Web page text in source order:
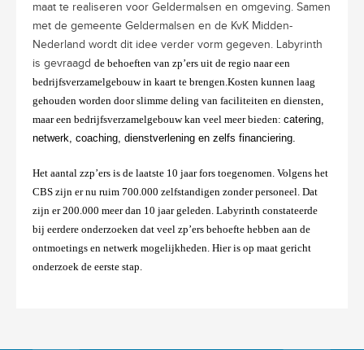
maat te realiseren voor Geldermalsen en omgeving. Samen
met de gemeente Geldermalsen en de KvK Midden-
Nederland wordt dit idee verder vorm gegeven. Labyrinth
is gevraagd de behoeften van zp’ers uit de regio naar een
bedrijfsverzamelgebouw in kaart te brengen.Kosten kunnen laag
gehouden worden door slimme deling van faciliteiten en diensten,
maar een bedrijfsverzamelgebouw kan veel meer bieden: catering,
netwerk, coaching, dienstverlening en zelfs financiering.
Het aantal zzp’ers is de laatste 10 jaar fors toegenomen. Volgens het
CBS zijn er nu ruim 700.000 zelfstandigen zonder personeel. Dat
zijn er 200.000 meer dan 10 jaar geleden. Labyrinth constateerde
bij eerdere onderzoeken dat veel zp’ers behoefte hebben aan de
ontmoetings en netwerk mogelijkheden. Hier is op maat gericht
onderzoek de eerste stap.